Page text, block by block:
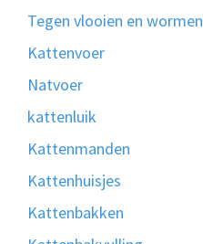
Tegen vlooien en wormen
Kattenvoer
Natvoer
kattenluik
Kattenmanden
Kattenhuisjes
Kattenbakken